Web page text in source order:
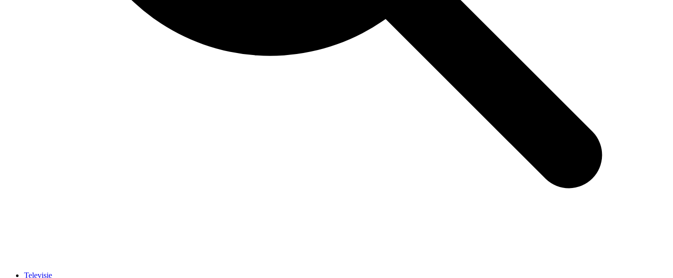
Televisie